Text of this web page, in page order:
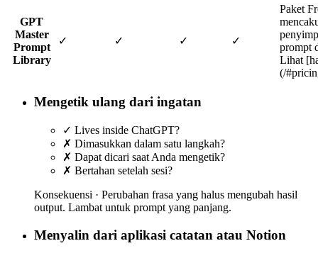
GPT
Master
Prompt
Library
✓ ✓ ✓ ✓
Paket
prompt
Lihat
(/
Mengetik ulang dari ingatan
✓ Lives inside ChatGPT?
✗ Dimasukkan dalam satu langkah?
✗ Dapat dicari saat Anda mengetik?
✗ Bertahan setelah sesi?
Konsekuensi · Perubahan frasa yang halus mengubah hasil
output. Lambat untuk prompt yang panjang.
Menyalin dari aplikasi catatan atau Notion